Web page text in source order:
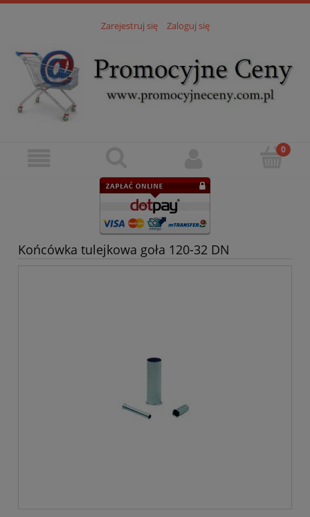
Zarejestruj się Zaloguj się
Końcówka tulejkowa goła 120-32 DN